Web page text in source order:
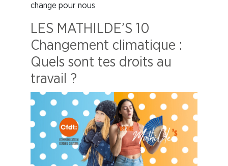
change pour nous
LES MATHILDE’S 10
Changement climatique :
Quels sont tes droits au
travail ?